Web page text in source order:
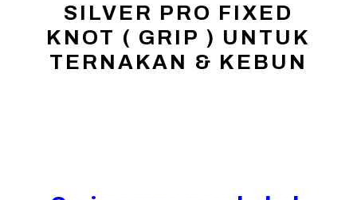
SILVER PRO FIXED
KNOT ( GRIP ) UNTUK
TERNAKAN & KEBUN